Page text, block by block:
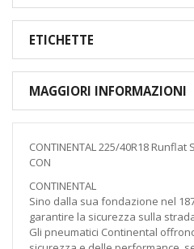
ETICHETTE
MAGGIORI INFORMAZIONI
CONTINENTAL 225/40R18 Runflat
CON
CONTINENTAL
Sino dalla sua fondazione nel
garantire la sicurezza sulla
Gli pneumatici Continental